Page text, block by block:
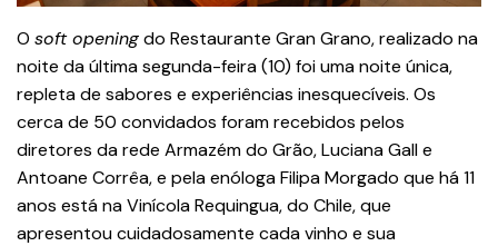
O soft openingdo Restaurante Gran Grano, realizado na
noite da última segunda-feira (10) foi uma noite única,
repleta de sabores e experiências inesquecíveis. Os
cerca de 50 convidados foram recebidos pelos
diretores da rede Armazém do Grão, Luciana Gall e
Antoane Corrêa, e pela enóloga Filipa Morgado que há 11
anos está na Vinícola Requingua, do Chile, que
apresentou cuidadosamente cada vinho e sua